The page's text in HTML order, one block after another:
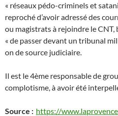
« réseaux pédo-criminels et
reproché d’avoir adressé des
ou magistrats à rejoindre le CNT,
« de passer devant un tribunal
on de source judiciaire.
Il est le 4ème responsable de
complotisme, à avoir été
Source : https://